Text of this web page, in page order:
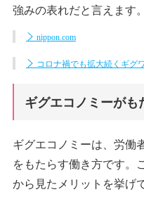
強みの表れだと言えます。
nippon.com
コロナ禍でも拡大続くギ
ギグエコノミーがも
ギグエコノミーは、労働
をもたらす働き方です。
から見たメリットを挙げ